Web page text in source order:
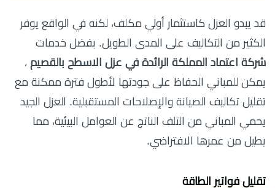
قد يبدو العزل كاستثمار أولي مكلف، لكنه في الواقع يوفر
الكثير من التكاليف على المدى الطويل. بفضل خدمات
شركة اعتماد المملكة الرائدة في عزل الاسطح بالقصيم ،
يمكن للمباني الحفاظ على جودتها لأطول فترة ممكنة مع
تقليل تكاليف الصيانة والإصلاحات المستقبلية. العزل الجيد
يحمي المباني من التلف الناتج عن العوامل البيئية، مما
يطيل من عمرها الافتراضي.
تقليل فواتير الطاقة